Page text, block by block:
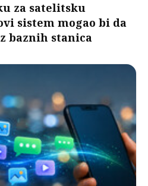
za satelitsku
sistem mogao bi da
baznih stanica